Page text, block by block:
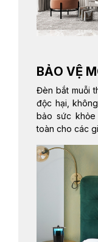
BẢO VỆ
Đèn bắt muỗi
độc hại,
bảo sức
toàn cho các